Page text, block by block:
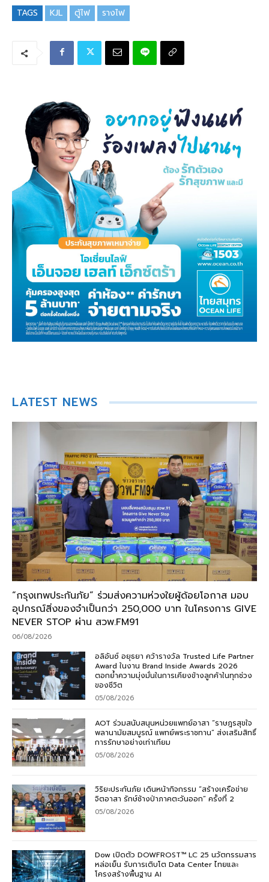
TAGS KJL ตู้ไฟ รางไฟ
LATEST NEWS
“กรุงเทพประกันภัย” ร่วมส่งความห่วงใยผู้ด้อยโอกาส มอบ
อุปกรณ์สิ่งของจำเป็นกว่า 250,000 บาท ในโครงการ GIVE
NEVER STOP ผ่าน สวพ.FM91
06/08/2026
อลิอันซ์ อยุธยา คว้ารางวัล Trusted Life Partner
Award ในงาน Brand Inside Awards 2026
ตอกย้ำความมุ่งมั่นในการเคียงข้างลูกค้าในทุกช่วง
ของชีวิต
05/08/2026
AOT ร่วมสนับสนุนหน่วยแพทย์อาสา “ราษฎรสุขใจ
พลานามัยสมบูรณ์ แพทย์พระราชทาน” ส่งเสริมสิทธิ์
การรักษาอย่างเท่าเทียม
05/08/2026
วิริยะประกันภัย เดินหน้ากิจกรรม “สร้างเครือข่าย
จิตอาสา รักษ์ช้างป่าภาคตะวันออก” ครั้งที่ 2
05/08/2026
Dow เปิดตัว DOWFROST™ LC 25 นวัตกรรมสาร
หล่อเย็น รับการเติบโต Data Center ไทยและ
โครงสร้างพื้นฐาน AI